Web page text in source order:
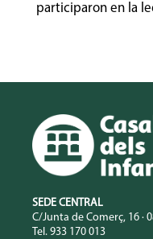
participaron en la
SEDE CENTRAL
C/Junta de Comerç, 16 ·
Tel. 933 170 013